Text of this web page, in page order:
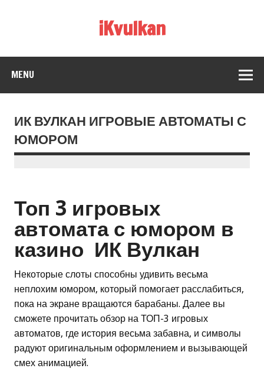
iKvulkan
MENU
ИК ВУЛКАН ИГРОВЫЕ АВТОМАТЫ С
ЮМОРОМ
Топ 3 игровых
автомата с юмором в
казино ИК Вулкан
Некоторые слоты способны удивить весьма
неплохим юмором, который помогает расслабиться,
пока на экране вращаются барабаны. Далее вы
сможете прочитать обзор на ТОП-3 игровых
автоматов, где история весьма забавна, и символы
радуют оригинальным оформлением и вызывающей
смех анимацией.